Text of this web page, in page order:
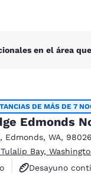
en el área
DE MÁS DE 7
Edmonds
, Edmonds, WA, 98026
Bay,
Desayuno